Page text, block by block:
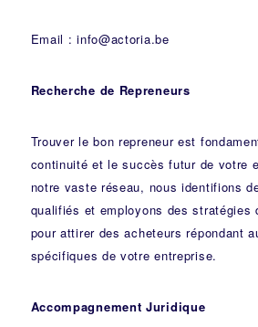
Email : info@actoria.be
Recherche de Repreneurs
Trouver le bon repreneur est
continuité et le succès futur de votre
notre vaste réseau, nous identifions
qualifiés et employons des stratégies
pour attirer des acheteurs répondant
spécifiques de votre entreprise.
Accompagnement Juridique